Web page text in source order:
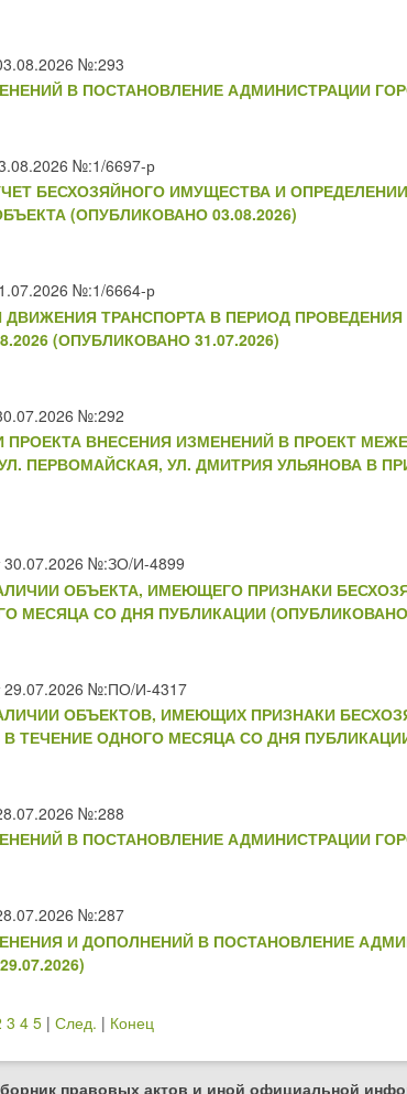
№:293
В ПОСТАНОВЛЕНИЕ АДМИНИСТРАЦИИ
№:1/6697-р
БЕСХОЗЯЙНОГО ИМУЩЕСТВА И
(ОПУБЛИКОВАНО 03.08.2026)
№:1/6664-р
ТРАНСПОРТА В ПЕРИОД
(ОПУБЛИКОВАНО 31.07.2026)
№:292
ВНЕСЕНИЯ ИЗМЕНЕНИЙ В ПРОЕКТ
ПЕРВОМАЙСКАЯ, УЛ. ДМИТРИЯ УЛЬЯНОВА В
30.07.2026 №:ЗО/И-4899
ОБЪЕКТА, ИМЕЮЩЕГО ПРИЗНАКИ
МЕСЯЦА СО ДНЯ ПУБЛИКАЦИИ (ОПУБЛИКОВАНО
29.07.2026 №:ПО/И-4317
ОБЪЕКТОВ, ИМЕЮЩИХ ПРИЗНАКИ
ТЕЧЕНИЕ ОДНОГО МЕСЯЦА СО ДНЯ
№:288
В ПОСТАНОВЛЕНИЕ АДМИНИСТРАЦИИ
№:287
И ДОПОЛНЕНИЙ В ПОСТАНОВЛЕНИЕ
3 4 5 | След. | Конец
правовых актов и иной официальной